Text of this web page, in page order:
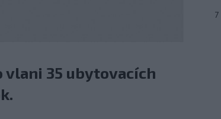
35 ubytovacích
7